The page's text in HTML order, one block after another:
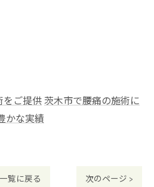
をご提供茨木市で腰痛の施術に
かな実績
一覧に戻る 次のページ >